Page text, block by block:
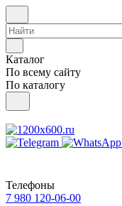
Каталог
По всему сайту
По каталогу
Телефоны
7 980 120-06-00